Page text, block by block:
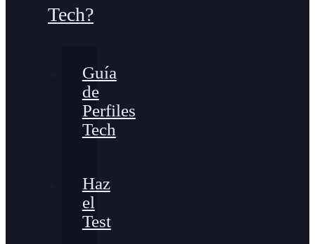
Tech?
Guía
de
Perfiles
Tech
Haz
el
Test